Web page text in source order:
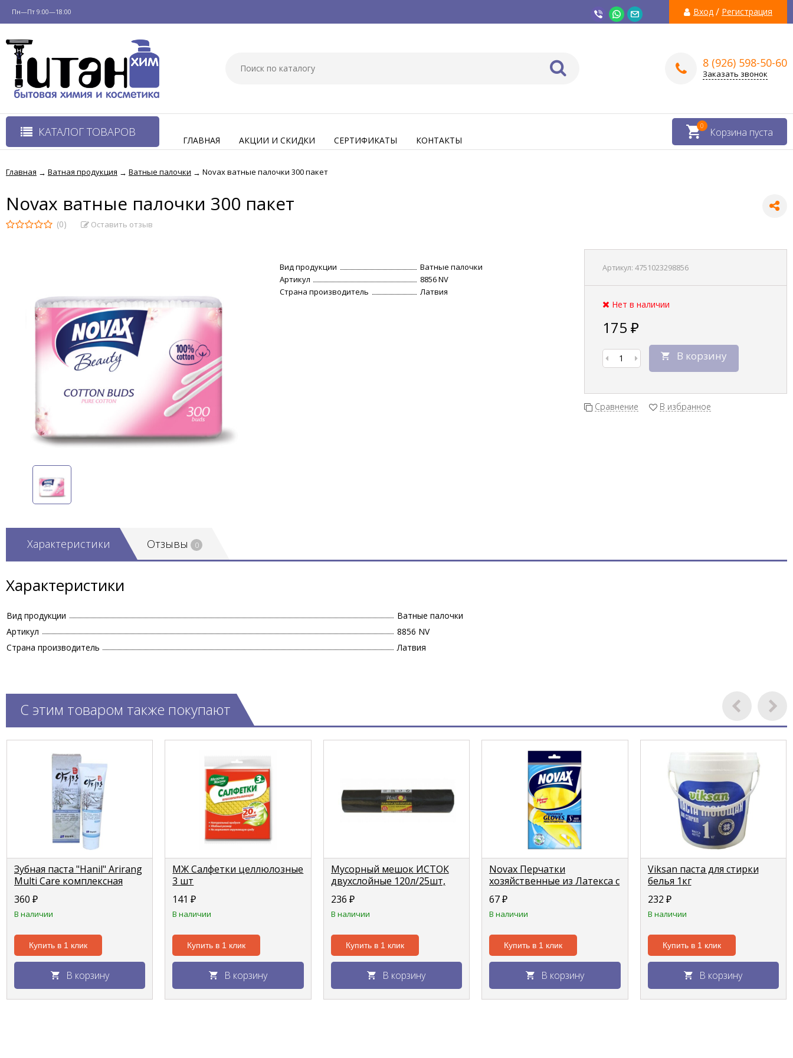
Пн—Пт 9:00—18:00 Вход / Регистрация
8 (926) 598-50-60
Заказать звонок
КАТАЛОГ ТОВАРОВ Корзина пуста
0
ГЛАВНАЯ АКЦИИ И СКИДКИ СЕРТИФИКАТЫ КОНТАКТЫ
Главная → Ватная продукция → Ватные палочки → Novax ватные палочки 300 пакет
Novax ватные палочки 300 пакет
(0) Оставить отзыв
Артикул: 4751023298856
Нет в наличии
175 ₽
В корзину
Сравнение В избранное
Вид продукции
Ватные палочки
Артикул
8856 NV
Страна производитель
Латвия
Характеристики Отзывы 0
Характеристики
Вид продукции
Ватные палочки
Артикул
8856 NV
Страна производитель
Латвия
С этим товаром также покупают
Зубная паста "Hanil" Arirang
Multi Care комплексная
защита 150г
360 ₽
В наличии
Купить в 1 клик
В корзину
МЖ Салфетки целлюлозные
3 шт
141₽
В наличии
Купить в 1 клик
В корзину
Мусорный мешок ИСТОК
двухслойные 120л/25шт,
50мкм
236 ₽
В наличии
Купить в 1 клик
В корзину
Novax Перчатки
хозяйственные из Латекса с
хлопком желтые размер S
67₽
В наличии
Купить в 1 клик
В корзину
Viksan паста для стирки
белья 1кг
232 ₽
В наличии
Купить в 1 клик
В корзину